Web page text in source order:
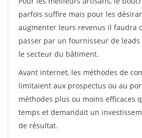
parfois suffire mais pour les
augmenter leurs revenus il faudra
passer par un fournisseur de
le secteur du bâtiment.
Avant internet, les méthodes de
limitaient aux prospectus ou au
méthodes plus ou moins efficaces
temps et demandait un
de résultat.